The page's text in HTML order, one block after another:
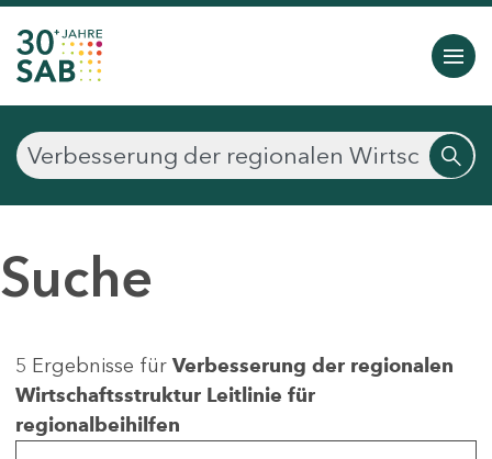
Suche
5 Ergebnisse für Verbesserung der regionalen
Wirtschaftsstruktur Leitlinie für
regionalbeihilfen